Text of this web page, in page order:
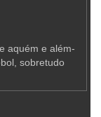
aquém e além-
sobretudo